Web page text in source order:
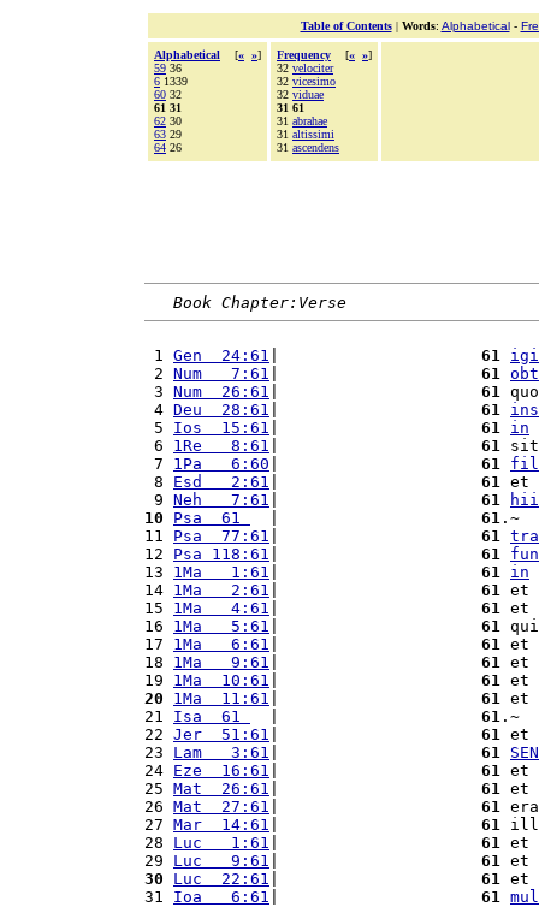
Table of Contents| Words: Alphabetical-
Alphabetical [« »]
59 36
6 1339
60 32
61 31
62 30
63 29
64 26
Frequency [« »]
32 velociter
32 vicesimo
32 viduae
31 61
31 abrahae
31 altissimi
31 ascendens
Book Chapter:Verse
1 Gen  24:61 61
2 Num   7:61 61
3 Num  26:61 61
4 Deu  28:61 61
5 Ios  15:61 61 in
6 1Re   8:61 61 sit
7 1Pa   6:60 61
8 Esd   2:61 61 et
9 Neh   7:61 61
hii
10
Psa  61 61 .~
11 Psa  77:61 61
12 Psa 118:61 61
13 1Ma   1:61 61 in
14 1Ma   2:61 61 et
15 1Ma   4:61 61 et
16 1Ma   5:61 61
17 1Ma   6:61 61 et
18 1Ma   9:61 61 et
19 1Ma  10:61 61 et
20
1Ma  11:61 61 et
21 Isa  61 61 .~
22 Jer  51:61 61 et
23 Lam   3:61 61 SEN
24 Eze  16:61 61 et
25 Mat  26:61 61 et
26 Mat  27:61 61
27 Mar  14:61 61
28 Luc   1:61 61 et
29 Luc   9:61 61 et
30
Luc  22:61 61 et
31 Ioa   6:61 61